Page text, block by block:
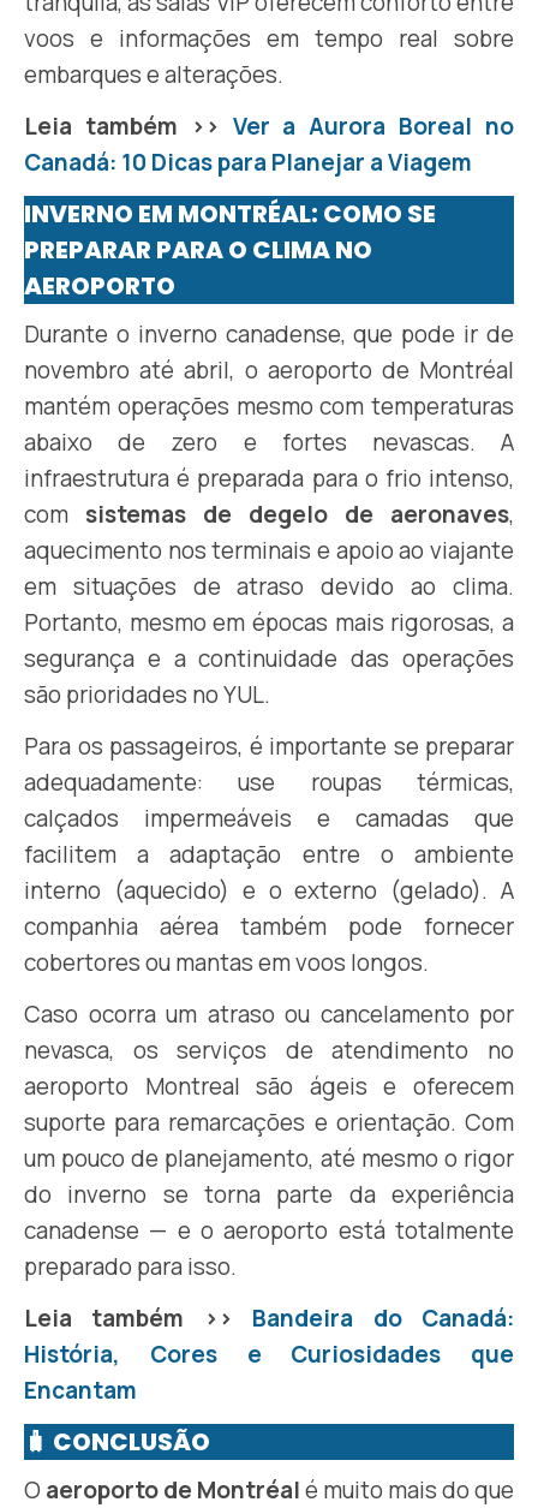
voos e informações em tempo real sobre
embarques e alterações.
Leia também >> Ver a Aurora Boreal no
Canadá: 10 Dicas para Planejar a Viagem
INVERNO EM MONTRÉAL: COMO SE
PREPARAR PARA O CLIMA NO
AEROPORTO
Durante o inverno canadense, que pode ir de
novembro até abril, o aeroporto de Montréal
mantém operações mesmo com temperaturas
abaixo de zero e fortes nevascas. A
infraestrutura é preparada para o frio intenso,
com sistemas de degelo de aeronaves,
aquecimento nos terminais e apoio ao viajante
em situações de atraso devido ao clima.
Portanto, mesmo em épocas mais rigorosas, a
segurança e a continuidade das operações
são prioridades no YUL.
Para os passageiros, é importante se preparar
adequadamente: use roupas térmicas,
calçados impermeáveis e camadas que
facilitem a adaptação entre o ambiente
interno (aquecido) e o externo (gelado). A
companhia aérea também pode fornecer
cobertores ou mantas em voos longos.
Caso ocorra um atraso ou cancelamento por
nevasca, os serviços de atendimento no
aeroporto Montreal são ágeis e oferecem
suporte para remarcações e orientação. Com
um pouco de planejamento, até mesmo o rigor
do inverno se torna parte da experiência
canadense — e o aeroporto está totalmente
preparado para isso.
Leia também >> Bandeira do Canadá:
História, Cores e Curiosidades que
Encantam
🧳 CONCLUSÃO
O aeroporto de Montréalé muito mais do que